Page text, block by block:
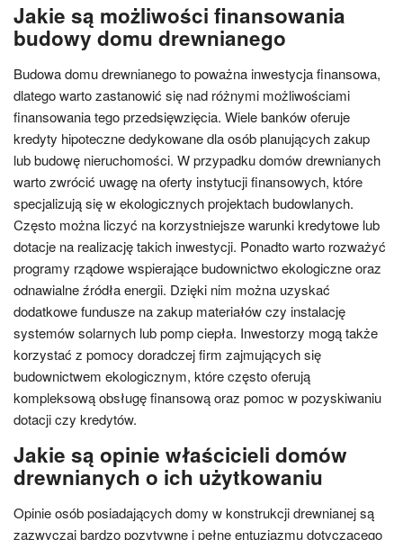
Jakie są możliwości finansowania
budowy domu drewnianego
Budowa domu drewnianego to poważna inwestycja finansowa,
dlatego warto zastanowić się nad różnymi możliwościami
finansowania tego przedsięwzięcia. Wiele banków oferuje
kredyty hipoteczne dedykowane dla osób planujących zakup
lub budowę nieruchomości. W przypadku domów drewnianych
warto zwrócić uwagę na oferty instytucji finansowych, które
specjalizują się w ekologicznych projektach budowlanych.
Często można liczyć na korzystniejsze warunki kredytowe lub
dotacje na realizację takich inwestycji. Ponadto warto rozważyć
programy rządowe wspierające budownictwo ekologiczne oraz
odnawialne źródła energii. Dzięki nim można uzyskać
dodatkowe fundusze na zakup materiałów czy instalację
systemów solarnych lub pomp ciepła. Inwestorzy mogą także
korzystać z pomocy doradczej firm zajmujących się
budownictwem ekologicznym, które często oferują
kompleksową obsługę finansową oraz pomoc w pozyskiwaniu
dotacji czy kredytów.
Jakie są opinie właścicieli domów
drewnianych o ich użytkowaniu
Opinie osób posiadających domy w konstrukcji drewnianej są
zazwyczaj bardzo pozytywne i pełne entuzjazmu dotyczącego